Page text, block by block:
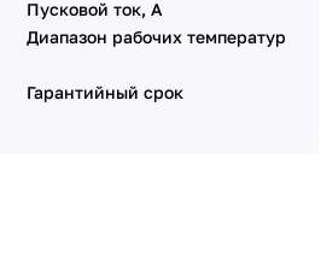
Пусковой ток, А
Диапазон рабочих температур
Гарантийный срок